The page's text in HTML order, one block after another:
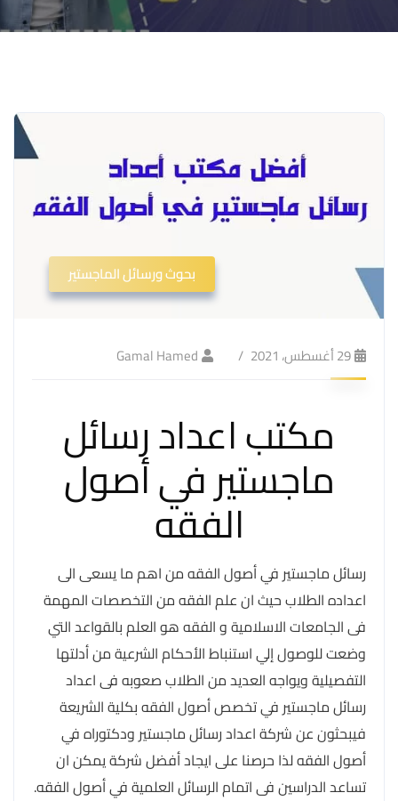
بحوث ورسائل الماجستير
29 أغسطس، 2021 Gamal Hamed
مكتب اعداد رسائل
ماجستير في أصول
الفقه
رسائل ماجستير في أصول الفقه من اهم ما يسعى الى
اعداده الطلاب حيث ان علم الفقه من التخصصات المهمة
فى الجامعات الاسلامية و الفقه هو العلم بالقواعد التي
وضعت للوصول إلي استنباط الأحكام الشرعية من أدلتها
التفصيلية ويواجه العديد من الطلاب صعوبه فى اعداد
رسائل ماجستير في تخصص أصول الفقه بكلية الشريعة
فيبحثون عن شركة اعداد رسائل ماجستير ودكتوراه في
أصول الفقه لذا حرصنا على ايجاد أفضل شركة يمكن ان
تساعد الدراسين فى اتمام الرسائل العلمية في أصول الفقه.